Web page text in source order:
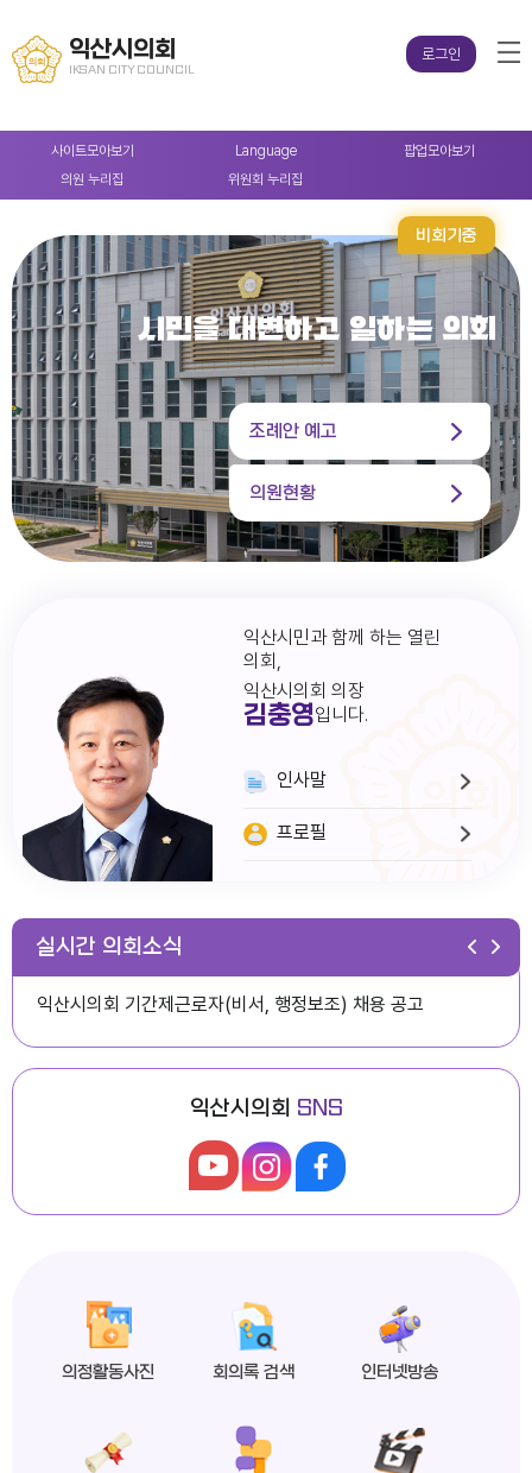
익산시의회
IKSAN CITY COUNCIL
로그인
사이트모아보기 Language 팝업모아보기
의원 누리집 위원회 누리집
비회기중
시민을 대변하고 일하는 의회
조례안 예고
의원현황
익산시민과 함께 하는 열린
의회,
익산시의회 의장
김충영입니다.
인사말
프로필
실시간 의회소식
다다익산(2026.1월호) 의회편
익산시의회 기간제근로자(비서, 행정보조) 채용 공고
익산시의회, 제279회 임시회 폐회
익산시의회 SNS
의정활동사진 회의록 검색 인터넷방송